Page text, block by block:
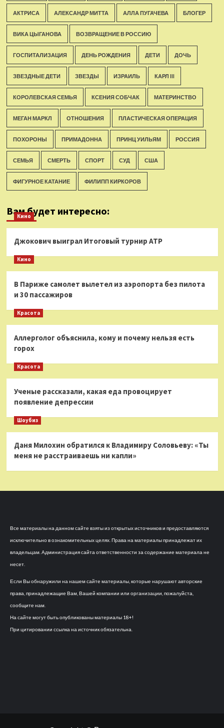
АКТРИСА АЛЕКСАНДР МИТТА АЛЛА ПУГАЧЕВА БЛОГЕР
ВИКА ЦЫГАНОВА ВОЗВРАЩЕНИЕ В РОССИЮ
ГОСПИТАЛИЗАЦИЯ ДЕНЬ РОЖДЕНИЯ ДЕТИ ДОЧЬ
ЗВЕЗДНЫЕ ДЕТИ ЗВЕЗДЫ ИЗРАИЛЬ КАРЛ III
КОРОЛЕВСКАЯ СЕМЬЯ КСЕНИЯ СОБЧАК МАТЕРИНСТВО
МЕГАН МАРКЛ ОТНОШЕНИЯ ПЛАСТИЧЕСКАЯ ОПЕРАЦИЯ
ПОХОРОНЫ ПРИМАДОННА ПРИНЦ УИЛЬЯМ РОССИЯ
СЕМЬЯ СМЕРТЬ СПОРТ СУД США
ФИГУРНОЕ КАТАНИЕ ФИЛИПП КИРКОРОВ
Вам будет интересно:
Кино
Джокович выиграл Итоговый турнир ATP
Кино
В Париже самолет вылетел из аэропорта без пилота
и 30 пассажиров
Красота
Аллерголог объяснила, кому и почему нельзя есть
горох
Красота
Ученые рассказали, какая еда провоцирует
появление депрессии
Шоубиз
Даня Милохин обратился к Владимиру Соловьеву: «Ты
меня не расстраиваешь ни капли»
Все материалы на данном сайте взяты из открытых источников и предоставляются
исключительно в ознакомительных целях. Права на материалы принадлежат их
владельцам. Администрация сайта ответственности за содержание материала не
несет.
Если Вы обнаружили на нашем сайте материалы, которые нарушают авторские
права, принадлежащие Вам, Вашей компании или организации, пожалуйста,
сообщите нам.
На сайте могут быть опубликованы материалы 18+!
При цитировании ссылка на источник обязательна.